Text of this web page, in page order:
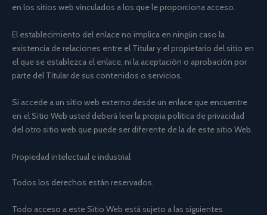
en los sitios web vinculados a los que le proporciona acceso.
El establecimiento del enlace no implica en ningún caso la
existencia de relaciones entre el Titular y el propietario del sitio en
el que se establezca el enlace, ni la aceptación o aprobación por
parte del Titular de sus contenidos o servicios.
Si accede a un sitio web externo desde un enlace que encuentre
en el Sitio Web usted deberá leer la propia política de privacidad
del otro sitio web que puede ser diferente de la de este sitio Web.
Propiedad intelectual e industrial
Todos los derechos están reservados.
Todo acceso a este Sitio Web está sujeto a las siguientes